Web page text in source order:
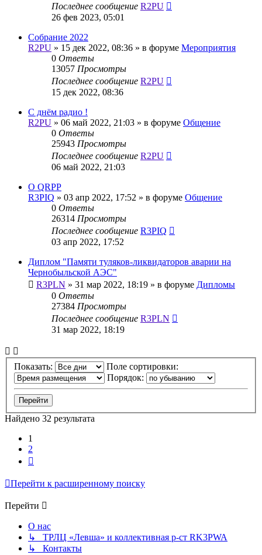
Последнее сообщение R2PU
26 фев 2023, 05:01
Собрание 2022
R2PU » 15 дек 2022, 08:36 » в форуме Мероприятия
0 Ответы
13057 Просмотры
Последнее сообщение R2PU
15 дек 2022, 08:36
С днём радио !
R2PU » 06 май 2022, 21:03 » в форуме Общение
0 Ответы
25943 Просмотры
Последнее сообщение R2PU
06 май 2022, 21:03
О QRPP
R3PIQ » 03 апр 2022, 17:52 » в форуме Общение
0 Ответы
26314 Просмотры
Последнее сообщение R3PIQ
03 апр 2022, 17:52
Диплом "Памяти туляков-ликвидаторов аварии на
Чернобыльской АЭС"
R3PLN » 31 мар 2022, 18:19 » в форуме Дипломы
0 Ответы
27384 Просмотры
Последнее сообщение R3PLN
31 мар 2022, 18:19
Показать:
Поле сортировки:
Порядок:
Найдено 32 результата
1
2
Перейти к расширенному поиску
Перейти
О нас
↳ ТРЛЦ «Левша» и коллективная р-ст RK3PWA
↳ Контакты